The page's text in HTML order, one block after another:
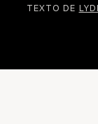
TEXTO DE